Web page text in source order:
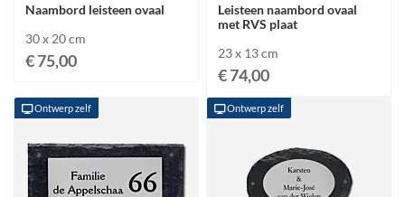
Naambord leisteen ovaal
30 x 20 cm
€ 75,00
Leisteen naambord ovaal
met RVS plaat
23 x 13 cm
€ 74,00
Ontwerp zelf Ontwerp zelf